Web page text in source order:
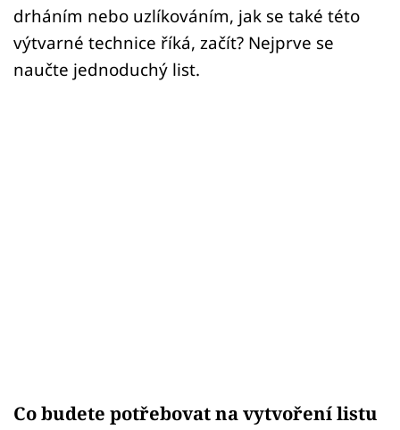
drháním nebo uzlíkováním, jak se také této
výtvarné technice říká, začít? Nejprve se
naučte jednoduchý list.
Co budete potřebovat na vytvoření listu